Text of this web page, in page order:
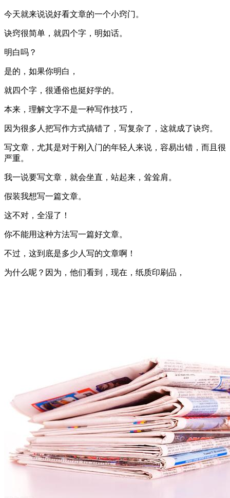
今天就来说说好看文章的一个小窍门。
诀窍很简单，就四个字，明如话。
明白吗？
是的，如果你明白，
就四个字，很通俗也挺好学的。
本来，理解文字不是一种写作技巧，
因为很多人把写作方式搞错了，写复杂了，这就成了诀窍。
写文章，尤其是对于刚入门的年轻人来说，容易出错，而且很
严重。
我一说要写文章，就会坐直，站起来，耸耸肩。
假装我想写一篇文章。
这不对，全湿了！
你不能用这种方法写一篇好文章。
不过，这到底是多少人写的文章啊！
为什么呢？因为，他们看到，现在，纸质印刷品，